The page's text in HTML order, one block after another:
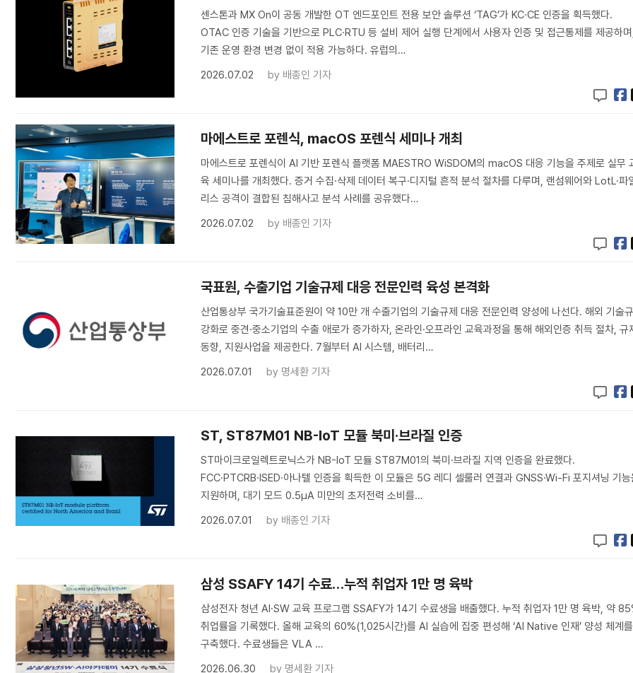
센스톤과 MX On이 공동 개발한 OT 엔드포인트 전용 보안 솔루션 ‘TAG’가 KC·CE 인증을 획득했다.
OTAC 인증 기술을 기반으로 PLC·RTU 등 설비 제어 실행 단계에서 사용자 인증 및 접근통제를 제공하
기존 운영 환경 변경 없이 적용 가능하다. 유럽의…
2026.07.02
by 배종인 기자
마에스트로 포렌식, macOS 포렌식 세미나 개최
마에스트로 포렌식이 AI 기반 포렌식 플랫폼 MAESTRO WiSDOM의 macOS 대응 기능을 주제로 실무
육 세미나를 개최했다. 증거 수집·삭제 데이터 복구·디지털 흔적 분석 절차를 다루며, 랜섬웨어와 LotL·파
리스 공격이 결합된 침해사고 분석 사례를 공유했다…
2026.07.02
by 배종인 기자
국표원, 수출기업 기술규제 대응 전문인력 육성 본격화
산업통상부 국가기술표준원이 약 10만 개 수출기업의 기술규제 대응 전문인력 양성에 나선다. 해외 기술규
강화로 중견·중소기업의 수출 애로가 증가하자, 온라인·오프라인 교육과정을 통해 해외인증 취득 절차, 규
동향, 지원사업을 제공한다. 7월부터 AI 시스템, 배터리…
2026.07.01
by 명세환 기자
ST, ST87M01 NB-IoT 모듈 북미·브라질 인증
ST마이크로일렉트로닉스가 NB-IoT 모듈 ST87M01의 북미·브라질 지역 인증을 완료했다.
FCC·PTCRB·ISED·아나텔 인증을 획득한 이 모듈은 5G 레디 셀룰러 연결과 GNSS·Wi-Fi 포지셔닝 기능
지원하며, 대기 모드 0.5μA 미만의 초저전력 소비를…
2026.07.01
by 배종인 기자
삼성 SSAFY 14기 수료…누적 취업자 1만 명 육박
삼성전자 청년 AI·SW 교육 프로그램 SSAFY가 14기 수료생을 배출했다. 누적 취업자 1만 명 육박, 약
취업률을 기록했다. 올해 교육의 60%(1,025시간)를 AI 실습에 집중 편성해 ‘AI Native 인재’ 양성 체계를
구축했다. 수료생들은 VLA …
2026.06.30
by 명세환 기자